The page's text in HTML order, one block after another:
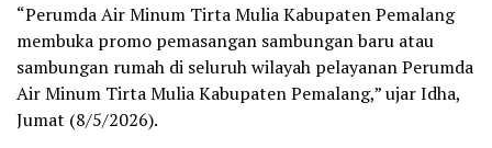
“Perumda Air Minum Tirta Mulia Kabupaten Pemalang
membuka promo pemasangan sambungan baru atau
sambungan rumah di seluruh wilayah pelayanan Perumda
Air Minum Tirta Mulia Kabupaten Pemalang,” ujar Idha,
Jumat (8/5/2026).